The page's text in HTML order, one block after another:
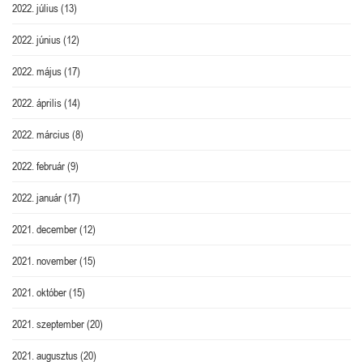
2022. július(13)
2022. június(12)
2022. május(17)
2022. április(14)
2022. március(8)
2022. február(9)
2022. január(17)
2021. december(12)
2021. november(15)
2021. október(15)
2021. szeptember(20)
2021. augusztus(20)